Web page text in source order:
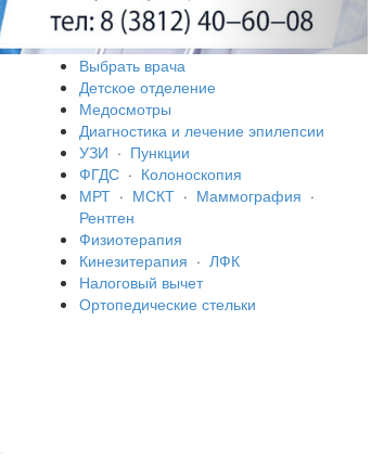
Выбрать врача
Детское отделение
Медосмотры
Диагностика и лечение эпилепсии
УЗИ · Пункции
ФГДС · Колоноскопия
МРТ · МСКТ · Маммография ·
Рентген
Физиотерапия
Кинезитерапия · ЛФК
Налоговый вычет
Ортопедические стельки